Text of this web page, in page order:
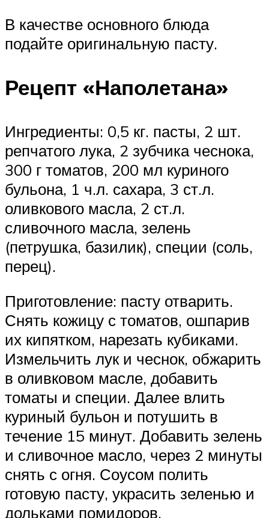
В качестве основного блюда
подайте оригинальную пасту.
Рецепт «Наполетана»
Ингредиенты: 0,5 кг. пасты, 2 шт.
репчатого лука, 2 зубчика чеснока,
300 г томатов, 200 мл куриного
бульона, 1 ч.л. сахара, 3 ст.л.
оливкового масла, 2 ст.л.
сливочного масла, зелень
(петрушка, базилик), специи (соль,
перец).
Приготовление: пасту отварить.
Снять кожицу с томатов, ошпарив
их кипятком, нарезать кубиками.
Измельчить лук и чеснок, обжарить
в оливковом масле, добавить
томаты и специи. Далее влить
куриный бульон и потушить в
течение 15 минут. Добавить зелень
и сливочное масло, через 2 минуты
снять с огня. Соусом полить
готовую пасту, украсить зеленью и
дольками помидоров.